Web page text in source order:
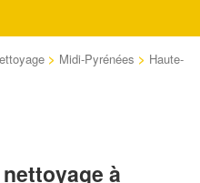
> Midi-Pyrénées > Haute-
à